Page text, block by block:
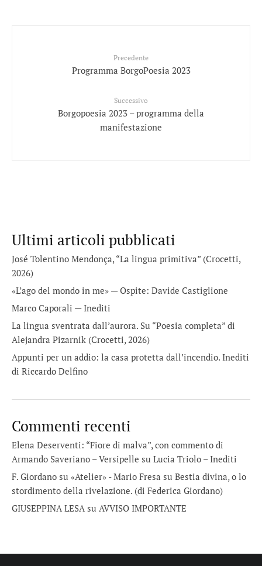
Precedente
Programma BorgoPoesia 2023
Successivo
Borgopoesia 2023 – programma della
manifestazione
Ultimi articoli pubblicati
José Tolentino Mendonça, “La lingua primitiva” (Crocetti,
2026)
«L’ago del mondo in me» — Ospite: Davide Castiglione
Marco Caporali — Inediti
La lingua sventrata dall’aurora. Su “Poesia completa” di
Alejandra Pizarnik (Crocetti, 2026)
Appunti per un addio: la casa protetta dall’incendio. Inediti
di Riccardo Delfino
Commenti recenti
Elena Deserventi: “Fiore di malva”, con commento di
Armando Saveriano – Versipelle su Lucia Triolo – Inediti
F. Giordano su «Atelier» - Mario Fresa su Bestia divina, o lo
stordimento della rivelazione. (di Federica Giordano)
GIUSEPPINA LESA su AVVISO IMPORTANTE